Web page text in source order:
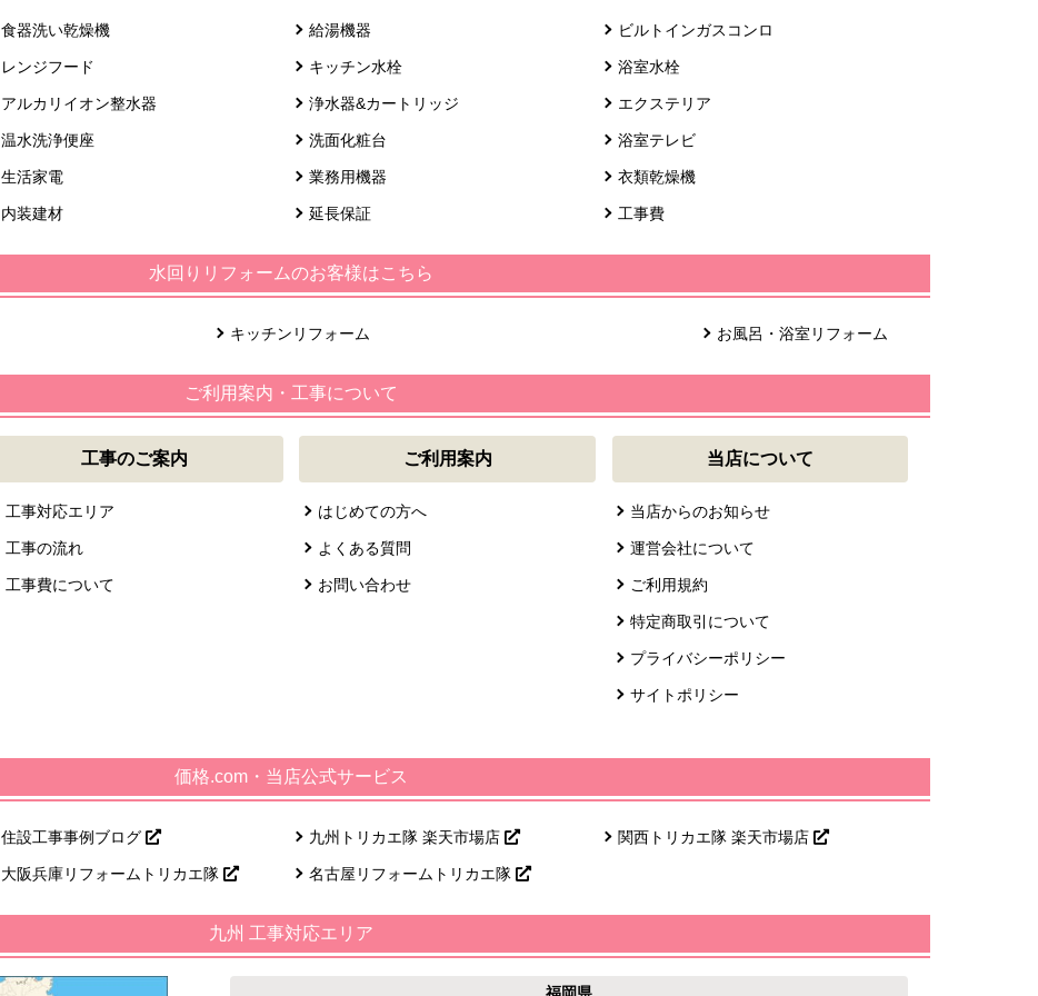
食器洗い乾燥機 給湯機器 ビルトインガスコンロ
レンジフード キッチン水栓 浴室水栓
アルカリイオン整水器 浄水器&カートリッジ エクステリア
温水洗浄便座 洗面化粧台 浴室テレビ
生活家電 業務用機器 衣類乾燥機
内装建材 延長保証 工事費
水回りリフォームのお客様はこちら
キッチンリフォーム お風呂・浴室リフォーム
ご利用案内・工事について
工事のご案内
工事対応エリア
工事の流れ
工事費について
ご利用案内
はじめての方へ
よくある質問
お問い合わせ
当店について
当店からのお知らせ
運営会社について
ご利用規約
特定商取引について
プライバシーポリシー
サイトポリシー
価格.com・当店公式サービス
住設工事事例ブログ 九州トリカエ隊 楽天市場店 関西トリカエ隊 楽天市場店
大阪兵庫リフォームトリカエ隊 名古屋リフォームトリカエ隊
九州 工事対応エリア